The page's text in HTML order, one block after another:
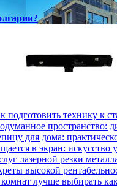
подготовить технику к
пространство:
для дома:
в экран:
лазерной резки
высокой
лучше выбирать